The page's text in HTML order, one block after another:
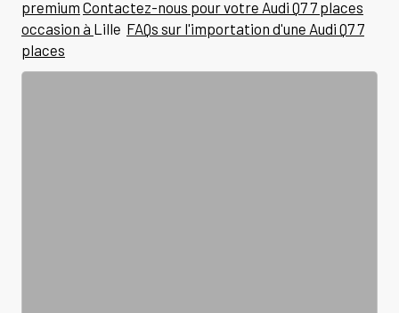
premium Contactez-nous pour votre Audi Q7 7 places
occasion à Lille FAQs sur l'importation d'une Audi Q7 7
places